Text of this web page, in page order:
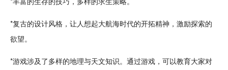
*复古的设计风格，让人想起大航海时代的开拓精神，激励探索的
欲望。
*游戏涉及了多样的地理与天文知识。通过游戏，可以教育大家对